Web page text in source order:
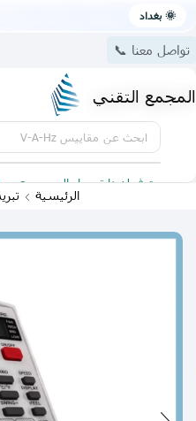
🌞 بغداد
تواصل معنا 📞
المجمع التقني
ابحث عن مقاييس V-A-Hz
يتوفر لدينا توصيل الى جميع
الرئيسية